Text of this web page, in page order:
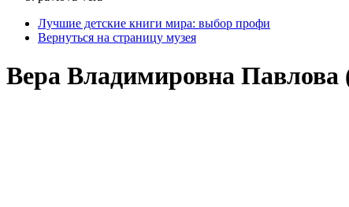
Лучшие детские книги мира: выбор профи
Вернуться на страницу музея
Вера Владимировна Павлова